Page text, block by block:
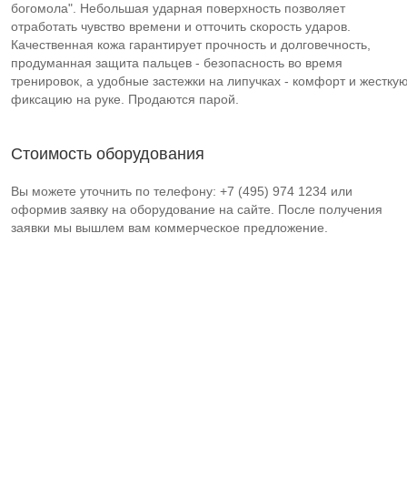
богомола". Небольшая ударная поверхность позволяет
отработать чувство времени и отточить скорость ударов.
Качественная кожа гарантирует прочность и долговечность,
продуманная защита пальцев - безопасность во время
тренировок, а удобные застежки на липучках - комфорт и
фиксацию на руке. Продаются парой.
Стоимость оборудования
Вы можете уточнить по телефону: +7 (495) 974 1234 или
оформив заявку на оборудование на сайте. После получения
заявки мы вышлем вам коммерческое предложение.